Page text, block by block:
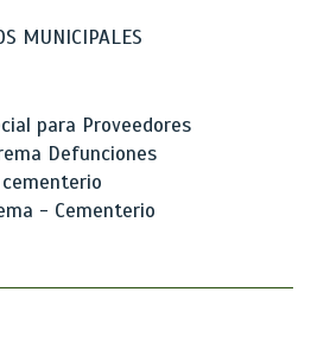
MUNICIPALES
para Proveedores
Defunciones
- Cementerio